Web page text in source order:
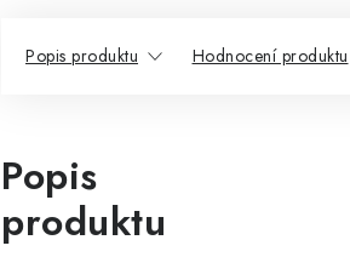
Popis produktu Hodnocení produktu
Popis
produktu